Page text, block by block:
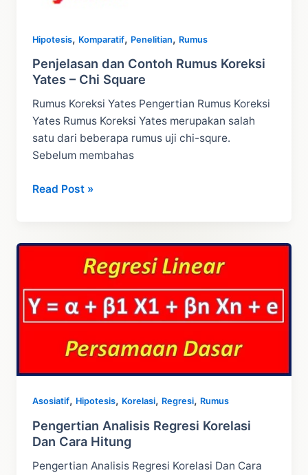
Hipotesis, Komparatif, Penelitian, Rumus
Penjelasan dan Contoh Rumus Koreksi
Yates – Chi Square
Rumus Koreksi Yates Pengertian Rumus Koreksi
Yates Rumus Koreksi Yates merupakan salah
satu dari beberapa rumus uji chi-squre.
Sebelum membahas
Penjelasan
–
Chi
Square
Read Post »
Asosiatif, Hipotesis, Korelasi, Regresi, Rumus
Pengertian Analisis Regresi Korelasi
Dan Cara Hitung
Pengertian Analisis Regresi Korelasi Dan Cara